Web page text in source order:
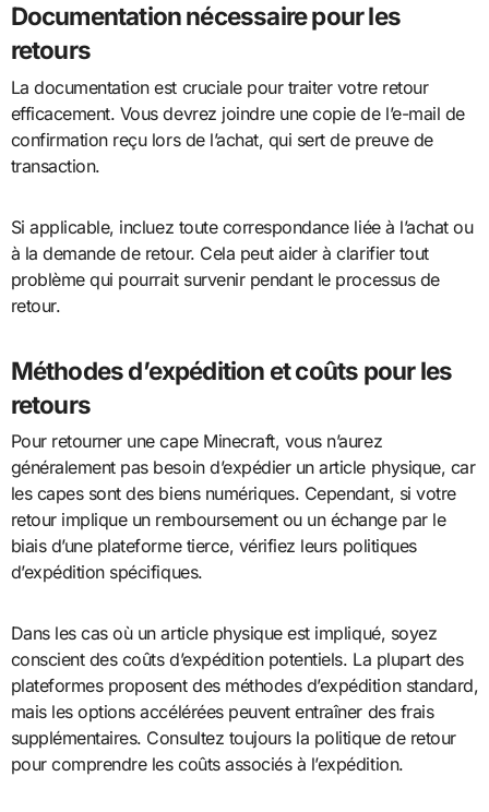
Documentation nécessaire pour les
retours
La documentation est cruciale pour traiter votre retour
efficacement. Vous devrez joindre une copie de l’e-mail de
confirmation reçu lors de l’achat, qui sert de preuve de
transaction.
Si applicable, incluez toute correspondance liée à l’achat ou
à la demande de retour. Cela peut aider à clarifier tout
problème qui pourrait survenir pendant le processus de
retour.
Méthodes d’expédition et coûts pour les
retours
Pour retourner une cape Minecraft, vous n’aurez
généralement pas besoin d’expédier un article physique, car
les capes sont des biens numériques. Cependant, si votre
retour implique un remboursement ou un échange par le
biais d’une plateforme tierce, vérifiez leurs politiques
d’expédition spécifiques.
Dans les cas où un article physique est impliqué, soyez
conscient des coûts d’expédition potentiels. La plupart des
plateformes proposent des méthodes d’expédition standard,
mais les options accélérées peuvent entraîner des frais
supplémentaires. Consultez toujours la politique de retour
pour comprendre les coûts associés à l’expédition.